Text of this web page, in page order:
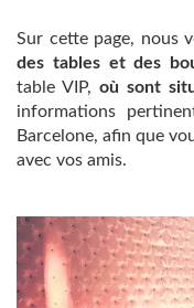
Sur cette page, nous
des tables et des
table VIP, où sont
informations
Barcelone, afin que
avec vos amis.